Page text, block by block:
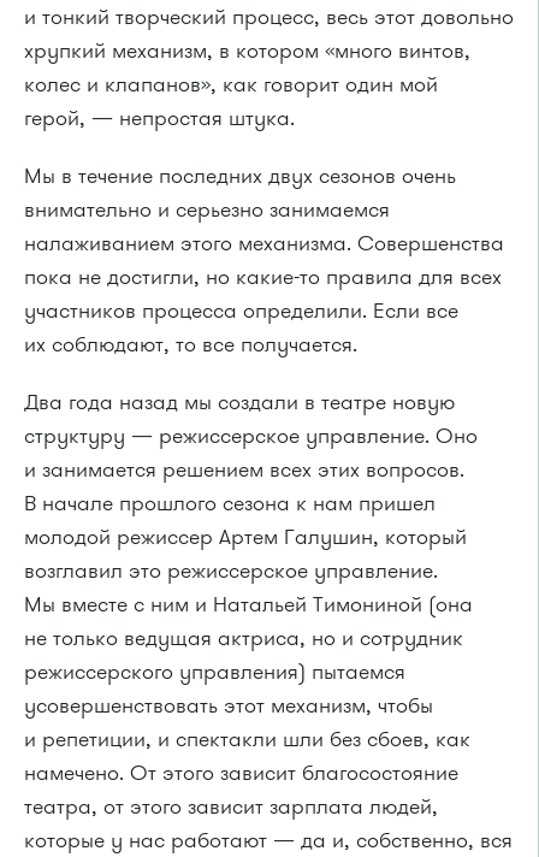
и тонкий творческий процесс, весь этот довольно
хрупкий механизм, в котором «много винтов,
колес и клапанов», как говорит один мой
герой, — непростая штука.
Мы в течение последних двух сезонов очень
внимательно и серьезно занимаемся
налаживанием этого механизма. Совершенства
пока не достигли, но какие-то правила для всех
участников процесса определили. Если все
их соблюдают, то все получается.
Два года назад мы создали в театре новую
структуру — режиссерское управление. Оно
и занимается решением всех этих вопросов.
В начале прошлого сезона к нам пришел
молодой режиссер Артем Галушин, который
возглавил это режиссерское управление.
Мы вместе с ним и Натальей Тимониной (она
не только ведущая актриса, но и сотрудник
режиссерского управления) пытаемся
усовершенствовать этот механизм, чтобы
и репетиции, и спектакли шли без сбоев, как
намечено. От этого зависит благосостояние
театра, от этого зависит зарплата людей,
которые у нас работают — да и, собственно, вся